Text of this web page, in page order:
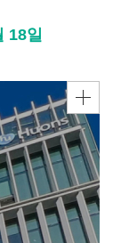
18일